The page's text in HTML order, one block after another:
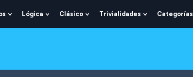
Show
Submenu
Lógica
Show
Submenu
Clásico
Show
Submenu
Trivialidades
Show
Submenu
Categorías